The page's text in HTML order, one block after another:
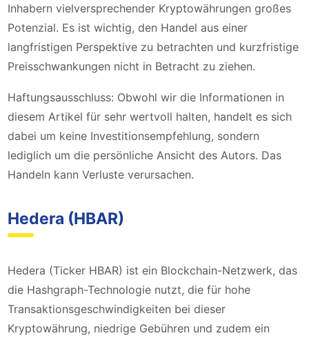
Inhabern vielversprechender Kryptowährungen großes
Potenzial. Es ist wichtig, den Handel aus einer
langfristigen Perspektive zu betrachten und kurzfristige
Preisschwankungen nicht in Betracht zu ziehen.
Haftungsausschluss: Obwohl wir die Informationen in
diesem Artikel für sehr wertvoll halten, handelt es sich
dabei um keine Investitionsempfehlung, sondern
lediglich um die persönliche Ansicht des Autors. Das
Handeln kann Verluste verursachen.
Hedera (HBAR)
Hedera (Ticker HBAR) ist ein Blockchain-Netzwerk, das
die Hashgraph-Technologie nutzt, die für hohe
Transaktionsgeschwindigkeiten bei dieser
Kryptowährung, niedrige Gebühren und zudem ein